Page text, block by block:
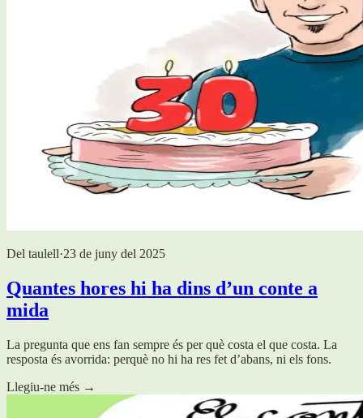
Del taulell·23 de juny del 2025
Quantes hores hi ha dins d’un conte a
mida
La pregunta que ens fan sempre és per què costa el que costa. La
resposta és avorrida: perquè no hi ha res fet d’abans, ni els fons.
Llegiu-ne més →